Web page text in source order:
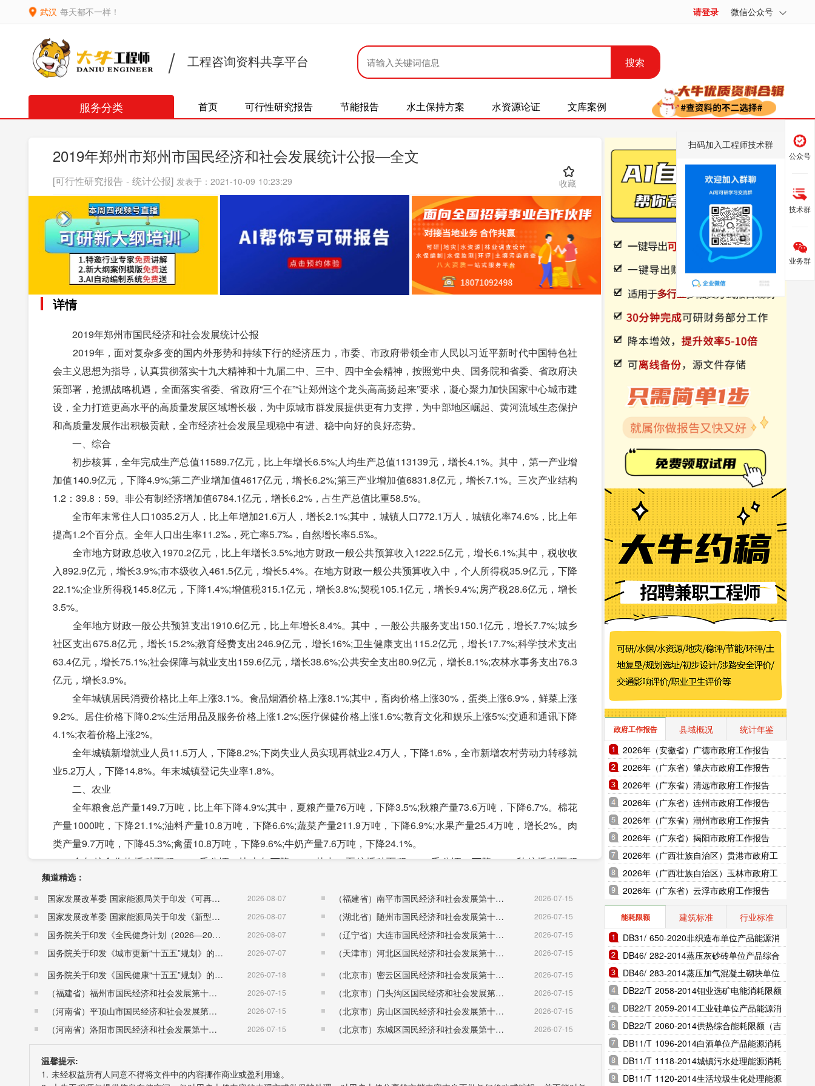
武汉 每天都不一样！ 请登录 微信公众号
工程咨询资料共享平台 搜索
服务分类 首页 可行性研究报告 节能报告 水土保持方案 水资源论证 文库案例
2019年郑州市郑州市国民经济和社会发展统计公报—全文
[可行性研究报告 - 统计公报] 发表于：2021-10-09 10:23:29 收藏
详情
2019年郑州市国民经济和社会发展统计公报
2019年，面对复杂多变的国内外形势和持续下行的经济压力，市委、市政府带领全市人民以习近平新时代中国特色社
会主义思想为指导，认真贯彻落实十九大精神和十九届二中、三中、四中全会精神，按照党中央、国务院和省委、省政府决
策部署，抢抓战略机遇，全面落实省委、省政府“三个在”“让郑州这个龙头高高扬起来”要求，凝心聚力加快国家中心城市建
设，全力打造更高水平的高质量发展区域增长极，为中原城市群发展提供更有力支撑，为中部地区崛起、黄河流域生态保护
和高质量发展作出积极贡献，全市经济社会发展呈现稳中有进、稳中向好的良好态势。
一、综合
初步核算，全年完成生产总值11589.7亿元，比上年增长6.5%;人均生产总值113139元，增长4.1%。其中，第一产业增
加值140.9亿元，下降4.9%;第二产业增加值4617亿元，增长6.2%;第三产业增加值6831.8亿元，增长7.1%。三次产业结构
1.2：39.8：59。非公有制经济增加值6784.1亿元，增长6.2%，占生产总值比重58.5%。
全市年末常住人口1035.2万人，比上年增加21.6万人，增长2.1%;其中，城镇人口772.1万人，城镇化率74.6%，比上年
提高1.2个百分点。全年人口出生率11.2‰，死亡率5.7‰，自然增长率5.5‰。
全市地方财政总收入1970.2亿元，比上年增长3.5%;地方财政一般公共预算收入1222.5亿元，增长6.1%;其中，税收收
入892.9亿元，增长3.9%;市本级收入461.5亿元，增长5.4%。在地方财政一般公共预算收入中，个人所得税35.9亿元，下降
22.1%;企业所得税145.8亿元，下降1.4%;增值税315.1亿元，增长3.8%;契税105.1亿元，增长9.4%;房产税28.6亿元，增长
3.5%。
全年地方财政一般公共预算支出1910.6亿元，比上年增长8.4%。其中，一般公共服务支出150.1亿元，增长7.7%;城乡
社区支出675.8亿元，增长15.2%;教育经费支出246.9亿元，增长16%;卫生健康支出115.2亿元，增长17.7%;科学技术支出
63.4亿元，增长75.1%;社会保障与就业支出159.6亿元，增长38.6%;公共安全支出80.9亿元，增长8.1%;农林水事务支出76.3
亿元，增长3.9%。
全年城镇居民消费价格比上年上涨3.1%。食品烟酒价格上涨8.1%;其中，畜肉价格上涨30%，蛋类上涨6.9%，鲜菜上涨
9.2%。居住价格下降0.2%;生活用品及服务价格上涨1.2%;医疗保健价格上涨1.6%;教育文化和娱乐上涨5%;交通和通讯下降
4.1%;衣着价格上涨2%。
全年城镇新增就业人员11.5万人，下降8.2%;下岗失业人员实现再就业2.4万人，下降1.6%，全市新增农村劳动力转移就
业5.2万人，下降14.8%。年末城镇登记失业率1.8%。
二、农业
全年粮食总产量149.7万吨，比上年下降4.9%;其中，夏粮产量76万吨，下降3.5%;秋粮产量73.6万吨，下降6.7%。棉花
产量1000吨，下降21.1%;油料产量10.8万吨，下降6.6%;蔬菜产量211.9万吨，下降6.9%;水果产量25.4万吨，增长2%。肉
类产量9.7万吨，下降45.3%;禽蛋10.8万吨，下降9.6%;牛奶产量7.6万吨，下降24.1%。
全年粮食作物播种面积307.1千公顷，比上年下降5.4%;其中，夏粮播种面积156.7千公顷，下降5.4%;秋粮播种面积
150.4千公顷，下降6%。蔬菜种植面积54.8千公顷，下降5.6%;油料种植面积29.7千公顷，下降5.7%;棉花种植面积0.9千公
顷，下降27.2%。
年末全市农业机械总动力439.8万千瓦，比上年末下降0.2%。农用拖拉机11.5万台，下降1.5%;农村用电量43亿千瓦
时，增长57%。化肥施用量(折纯)18.7万吨，下降4.1%。
三、工业和建筑业
全年规模以上工业企业增加值比上年增长6.1%;其中，高技术产业增加值增长10.9%。分经济类型看，国有企业增加值
增长12.8%;集体企业增加值增长0.6%;股份制企业增加值增长3.9%;其他类型增加值下降3.6%。分轻重工业看，轻工业增加
值增长9.2%;重工业增加值增长4.1%。七大主导产业增加值增长6.6%。
主要工业产品产量有升有降。其中，移动通信手持机(手机)21369.6万台，比上年增长3.2%;汽车60.7万辆，增长3%;新
能源汽车5.4万辆，增长38.3%;铝材435.2万吨，增长4%;钢材162万吨，下降5.4%;速冻食品117.1万吨，下降6.5%;耐火材料
制品485.8万吨，下降23.7%;服装0.2亿件，下降89.5%;水泥1437.9万吨，增长5.8%;卷烟1541.1亿支，增长1%;电力电缆
38.8万千米，下降12.6%。
频道精选：
国家发展改革委 国家能源局关于印发《可再生能源发展“十五五”规划》的通知 （发改能源〔2026〕1067号）
2026-08-07
国家发展改革委 国家能源局关于印发《新型电力系统建设“十五五”规划》的通知​ （发改能源〔2026〕942号） 2026-08-07
国务院关于印发《全民健身计划（2026—2030年）》的通知 （国发〔2026〕26号） 2026-08-07
国务院关于印发《城市更新“十五五”规划》的通知（国发〔2026〕12号） 2026-07-07
国务院关于印发《国民健康“十五五”规划》的通知 （国发〔2026〕23号） 2026-07-18
（福建省）福州市国民经济和社会发展第十五个五年规划纲要 2026-07-15
（河南省）平顶山市国民经济和社会发展第十五个五年规划纲要 2026-07-15
（河南省）洛阳市国民经济和社会发展第十五个五年规划纲要 2026-07-15
（福建省）南平市国民经济和社会发展第十五个五年规划纲要 2026-07-15
（湖北省）随州市国民经济和社会发展第十五个五年规划纲要 2026-07-15
（辽宁省）大连市国民经济和社会发展第十五个五年规划纲要 2026-07-15
（天津市）河北区国民经济和社会发展第十五个五年规划纲要 2026-07-15
（北京市）密云区国民经济和社会发展第十五个五年规划纲要 2026-07-15
（北京市）门头沟区国民经济和社会发展第十五个五年规划纲要 2026-07-15
（北京市）房山区国民经济和社会发展第十五个五年规划纲要 2026-07-15
（北京市）东城区国民经济和社会发展第十五个五年规划纲要 2026-07-15
温馨提示:
1. 未经权益所有人同意不得将文件中的内容挪作商业或盈利用途。
政府工作报告 县域概况
统计年鉴
2026年（安徽省）广德市政府工作报告
2026年（广东省）肇庆市政府工作报告
2026年（广东省）清远市政府工作报告
2026年（广东省）连州市政府工作报告
2026年（广东省）潮州市政府工作报告
2026年（广东省）揭阳市政府工作报告
2026年（广西壮族自治区）贵港市政府工
作报告
2026年（广西壮族自治区）玉林市政府工
作报告
2026年（广东省）云浮市政府工作报告
能耗限额 建筑标准
行业标准
DB31/ 650-2020非织造布单位产品能源消
耗限额（上海市地方标准）
DB46/ 282-2014蒸压灰砂砖单位产品综合
能耗和电耗限额（海南省地方标准）
DB46/ 283-2014蒸压加气混凝土砌块单位
产品综合能耗和电耗限额（海南省地方标
准）
DB22/T 2058-2014钼业选矿电能消耗限额
（吉林省地方标准）
DB22/T 2059-2014工业硅单位产品能源消
耗限额（吉林省地方标准）
DB22/T 2060-2014供热综合能耗限额（吉
林省地方标准）
DB11/T 1096-2014白酒单位产品能源消耗
限额（北京市地方标准）
DB11/T 1118-2014城镇污水处理能源消耗
限额（北京市地方标准）
DB11/T 1120-2014生活垃圾生化处理能源
公众号
技术群
扫码加入工程师技术群
业务群